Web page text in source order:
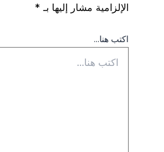
الإلزامية مشار إليها بـ*
اكتب هنا...